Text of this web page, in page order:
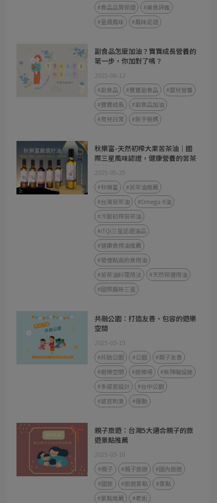
#食品品質保證
#美食評鑑
#星級風味
#風味認證
副食品怎麼加油？寶寶成長營養的
第一步，你加對了嗎？
2025-06-12
#副食品 #寶寶副食品
#嬰兒營養
#寶寶成長
#副食品加油
#育兒日常
#新手爸媽
秋樂富-天然初榨大果苦茶油｜國
際三星風味認證，健康營養的苦茶
油首選
2025-05-29
#秋樂富
#苦茶油推薦
#台灣苦茶油
#Omega-9油
#冷壓初榨苦茶油
#iTQi三星認證油品
#健康食用油推薦
#發煙點高的食用油
#苦茶油料理用法
#天然保健用油
#國際風味三星
共融公園：打造友善、包容的遊樂
空間
2025-03-19
#共融公園 #公園
#親子友善
#遊樂空間
#遊樂場
#無障礙設施
#多感官設計
#台中公園
#感官刺激
#運動
親子旅遊：台灣5大適合親子的旅
遊景點推薦
2025-03-18
#親子 #親子旅遊
#國內旅遊
#國旅
#旅遊景點
#景點
#景點推薦
#老街